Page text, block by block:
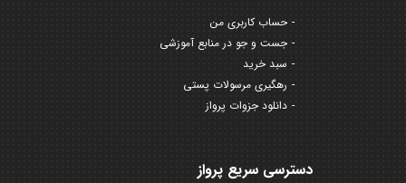
حساب کاربری من
جست و جو در منابع آموزشی
سبد خرید
رهگیری مرسولات پستی
دانلود جزوات پرواز
دسترسی سریع پرواز